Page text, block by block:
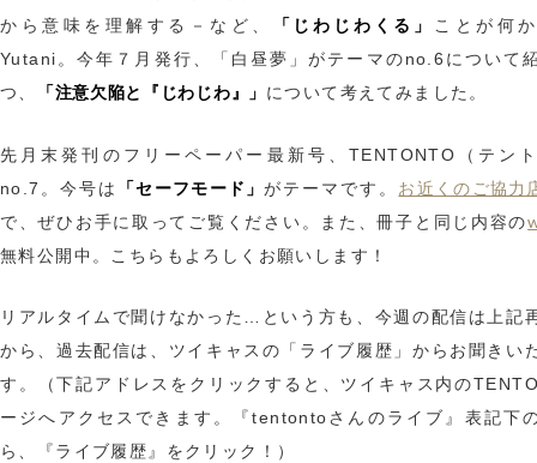
から意味を理解する－など、
「じわじわくる」
ことが何
Yutani。今年７月発行、「白昼夢」がテーマのno.6について
つ、
「注意欠陥と『じわじわ』」 について考えてみました。
先月末発刊のフリーペーパー最新号、TENTONTO（テン
no.7。今号は
「セーフモード」がテーマです。 お近くのご協力
で、ぜひお手に取ってご覧ください。また、冊子と同じ内容の
無料公開中。こちらもよろしくお願いします！
リアルタイムで聞けなかった…という方も、今週の配信は上記
から、過去配信は、ツイキャスの「ライブ履歴」からお聞きい
す。（下記アドレスをクリックすると、ツイキャス内の
ージへアクセスできます。『tentontoさんのライブ』表記下
ら、『ライブ履歴』をクリック！）